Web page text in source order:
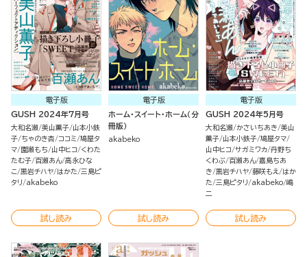
電子版
GUSH 2024年7月号
大和名瀬 美山薫子 山本小鉄
子 ちゃのき杏 ココミ 鳩屋タ
マ 園瀬もち 山中ヒコ
くわた
たむ子 百瀬あん 高永ひな
こ 黒岩チハヤ はかた 三島ピ
タリ
akabeko
試し読み
電子版
ホーム・スイート・ホーム（分
冊版）
akabeko
試し読み
電子版
GUSH 2024年5月号
大和名瀬 かさいちあき 美山
薫子 山本小鉄子 鳩屋タマ
山中ヒコ サガミワカ 丹野ち
くわぶ 百瀬あん 嘉島ちあ
き 黒岩チハヤ 藤咲もえ
はか
た 三島ピタリ akabeko 嶋
二
試し読み